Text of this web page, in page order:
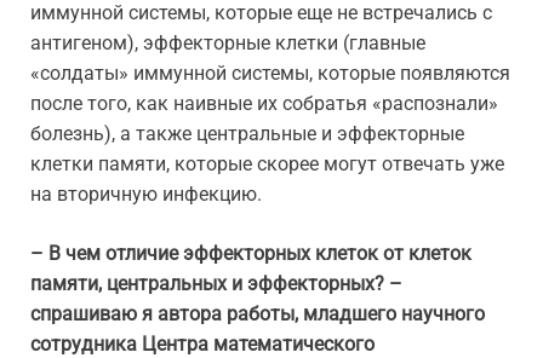
иммунной системы, которые еще не встречались с
антигеном), эффекторные клетки (главные
«солдаты» иммунной системы, которые появляются
после того, как наивные их собратья «распознали»
болезнь), а также центральные и эффекторные
клетки памяти, которые скорее могут отвечать уже
на вторичную инфекцию.
– В чем отличие эффекторных клеток от клеток
памяти, центральных и эффекторных? –
спрашиваю я автора работы, младшего научного
сотрудника Центра математического